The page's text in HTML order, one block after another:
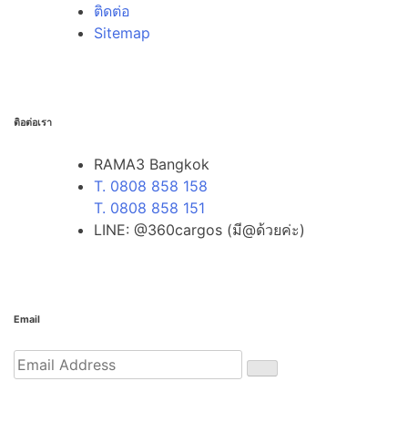
ติดต่อ
Sitemap
ติอต่อเรา
RAMA3 Bangkok
T. 0808 858 158
T. 0808 858 151
LINE: @360cargos (มี@ด้วยค่ะ)
Email